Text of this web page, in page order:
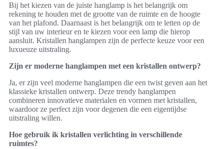
Bij het kiezen van de juiste hanglamp is het belangrijk om
rekening te houden met de grootte van de ruimte en de hoogte
van het plafond. Daarnaast is het belangrijk om te letten op de
stijl van uw interieur en te kiezen voor een lamp die hierop
aansluit. Kristallen hanglampen zijn de perfecte keuze voor een
luxueuze uitstraling.
Zijn er moderne hanglampen met een kristallen ontwerp?
Ja, er zijn veel moderne hanglampen die een twist geven aan het
klassieke kristallen ontwerp. Deze trendy hanglampen
combineren innovatieve materialen en vormen met kristallen,
waardoor ze perfect zijn voor degenen die een eigentijdse
uitstraling willen.
Hoe gebruik ik kristallen verlichting in verschillende
ruimtes?